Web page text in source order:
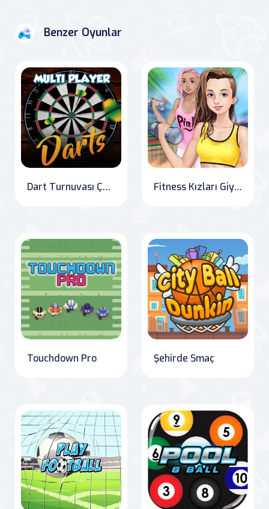
Benzer Oyunlar
Dart Turnuvası Çok Oyunculu Fitness Kızları Giydirme
Touchdown Pro Şehirde Smaç